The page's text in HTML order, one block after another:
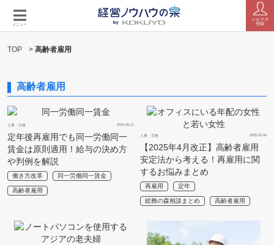
メニュー
メルマガ
登録
TOP > 高齢者雇用
高齢者雇用
人事・労務 2025.06.11
定年後再雇用でも同一労働同一
賃金は原則適用！給与の決め方
や判例を解説
働き方改革 同一労働同一賃金
高齢者雇用
人事・労務 2025.02.06
【2025年4月改正】高齢者雇用
安定法から考える！再雇用に関
するお悩みまとめ
再雇用 定年
総務の森相談まとめ 高齢者雇用